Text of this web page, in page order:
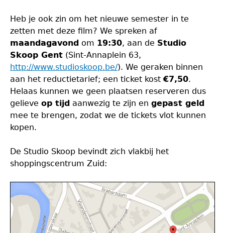
Heb je ook zin om het nieuwe semester in te
zetten met deze film? We spreken af
maandagavond om 19:30, aan de Studio
Skoop Gent (Sint-Annaplein 63,
http://www.studioskoop.be/). We geraken binnen
aan het reductietarief; een ticket kost€7,50.
Helaas kunnen we geen plaatsen reserveren dus
gelieve op tijd aanwezig te zijn en gepast geld
mee te brengen, zodat we de tickets vlot kunnen
kopen.
De Studio Skoop bevindt zich vlakbij het
shoppingscentrum Zuid: